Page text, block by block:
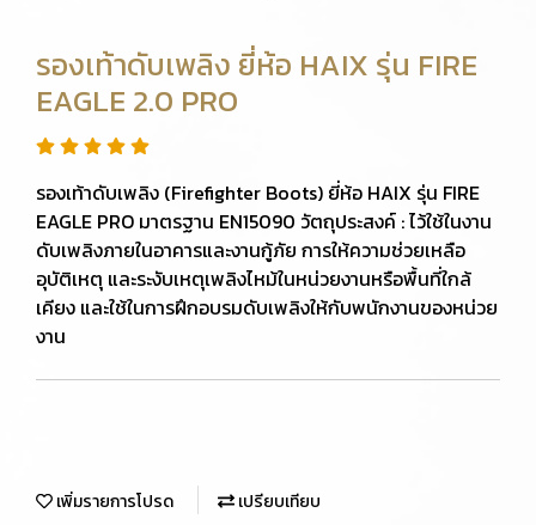
รองเท้าดับเพลิง ยี่ห้อ HAIX รุ่น FIRE
EAGLE 2.0 PRO
รองเท้าดับเพลิง (Firefighter Boots) ยี่ห้อ HAIX รุ่น FIRE
EAGLE PRO มาตรฐาน EN15090 วัตถุประสงค์ : ไว้ใช้ในงาน
ดับเพลิงภายในอาคารและงานกู้ภัย การให้ความช่วยเหลือ
อุบัติเหตุ และระงับเหตุเพลิงไหม้ในหน่วยงานหรือพื้นที่ใกล้
เคียง และใช้ในการฝึกอบรมดับเพลิงให้กับพนักงานของหน่วย
งาน
เพิ่มรายการโปรด เปรียบเทียบ